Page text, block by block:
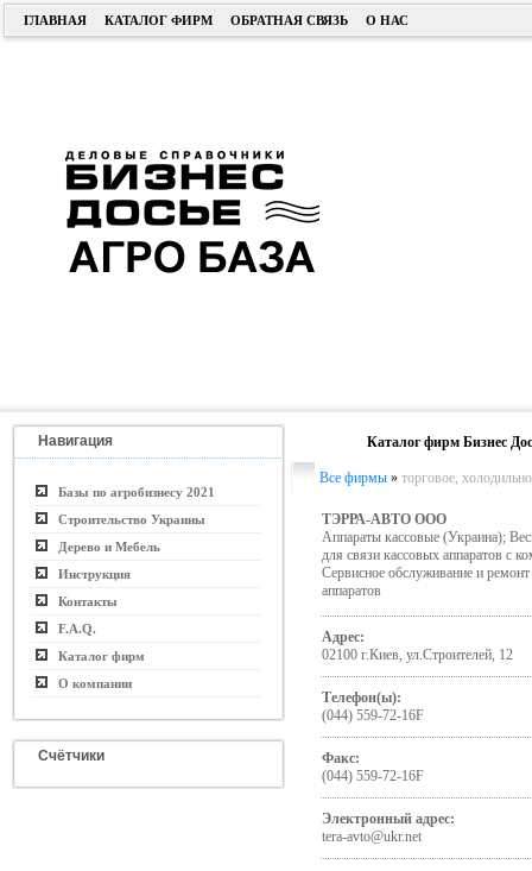
ГЛАВНАЯ КАТАЛОГ ФИРМ ОБРАТНАЯ СВЯЗЬ О НАС
Навигация
Базы по агробизнесу 2021
Строительство Украины
Дерево и Мебель
Инструкция
Контакты
F.A.Q.
Каталог фирм
О компании
Счётчики
Каталог фирм Бизнес
Все фирмы » торговое,
ТЭРРА-АВТО ООО
Аппараты кассовые (Украина);
для связи кассовых аппаратов с
Сервисное обслуживание и
аппаратов
Адрес:
02100 г.Киев, ул.Строителей, 12
Телефон(ы):
(044) 559-72-16F
Факс:
(044) 559-72-16F
Электронный адрес:
tera-avto@ukr.net